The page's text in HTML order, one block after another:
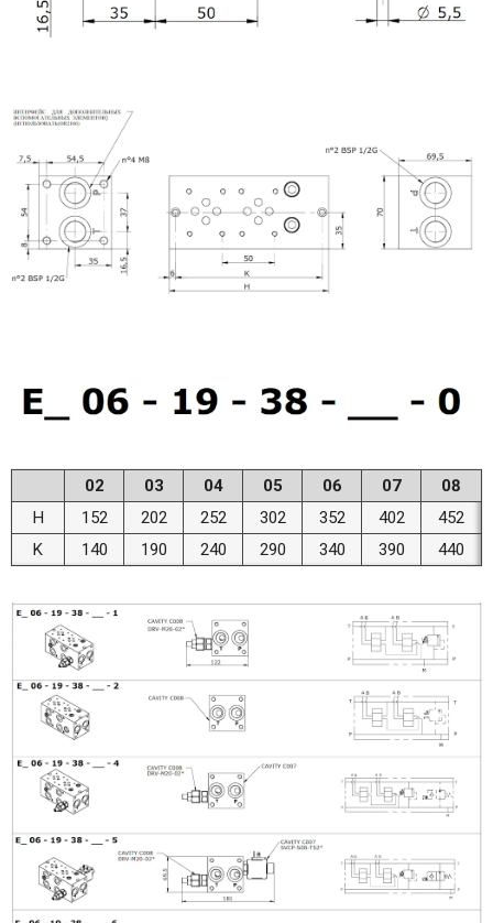
02 03 04 05 06 07
08
H
152 202 252 302 352 402
452
K
140 190 240 290 340 390 440